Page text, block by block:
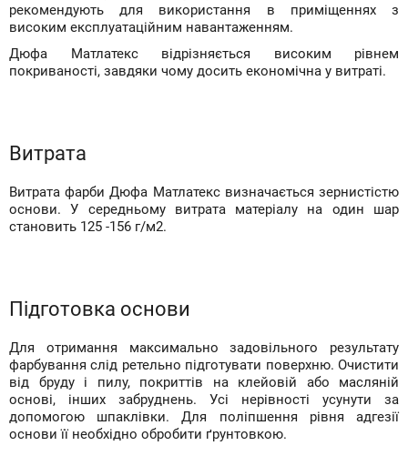
рекомендують для використання в приміщеннях з
високим експлуатаційним навантаженням.
Дюфа Матлатекс відрізняється високим рівнем
покриваності, завдяки чому досить економічна у витраті.
Витрата
Витрата фарби Дюфа Матлатекс визначається зернистістю
основи. У середньому витрата матеріалу на один шар
становить 125 -156 г/м2.
Підготовка основи
Для отримання максимально задовільного результату
фарбування слід ретельно підготувати поверхню. Очистити
від бруду і пилу, покриттів на клейовій або масляній
основі, інших забруднень. Усі нерівності усунути за
допомогою шпаклівки. Для поліпшення рівня адгезії
основи її необхідно обробити ґрунтовкою.